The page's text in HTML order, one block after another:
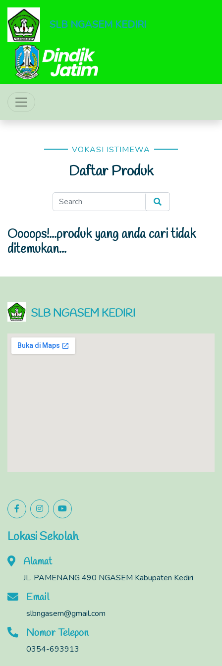
SLB NGASEM KEDIRI
VOKASI ISTIMEWA
Daftar Produk
Oooops!...produk yang anda cari tidak
ditemukan...
SLB NGASEM KEDIRI
Lokasi Sekolah
Alamat
JL. PAMENANG 490 NGASEM Kabupaten Kediri
Email
slbngasem@gmail.com
Nomor Telepon
0354-693913